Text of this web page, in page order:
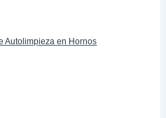
Autolimpieza en Hornos